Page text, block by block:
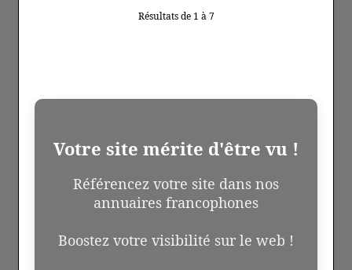
Résultats de 1 à 7
Votre site mérite d'être vu !
Référencez votre site dans nos
annuaires francophones
Boostez votre visibilité sur le web !